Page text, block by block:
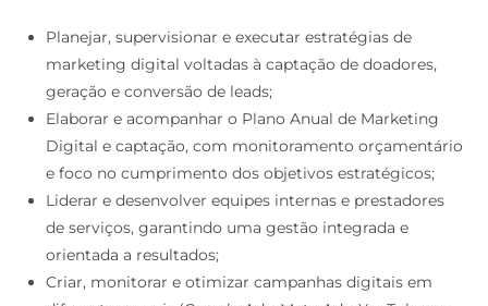
Planejar, supervisionar e executar estratégias de
marketing digital voltadas à captação de doadores,
geração e conversão de leads;
Elaborar e acompanhar o Plano Anual de Marketing
Digital e captação, com monitoramento orçamentário
e foco no cumprimento dos objetivos estratégicos;
Liderar e desenvolver equipes internas e prestadores
de serviços, garantindo uma gestão integrada e
orientada a resultados;
Criar, monitorar e otimizar campanhas digitais em